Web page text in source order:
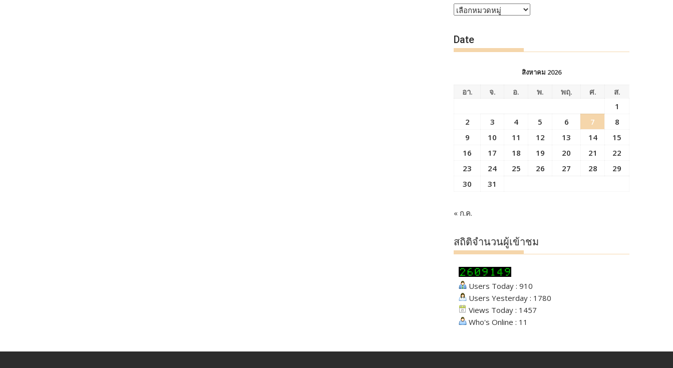
หัวข้อ
Date
สิงหาคม 2026
อา. จ. อ. พ. พฤ. ศ.
ส.
1
2
3 4 5 6 7
8
9
10 11 12 13 14
15
16
17 18 19 20 21
22
23
24 25 26 27 28
29
30
31
« ก.ค.
สถิติจำนวนผู้เข้าชม
Users Today : 910
Users Yesterday : 1780
Views Today : 1457
Who's Online : 11